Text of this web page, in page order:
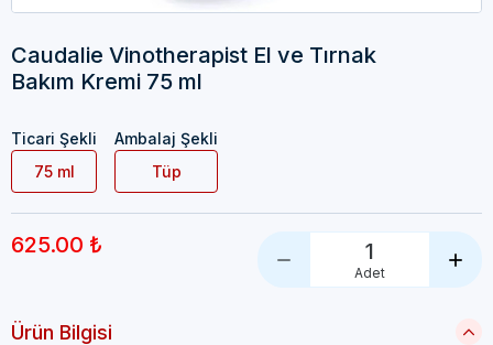
Caudalie Vinotherapist El ve Tırnak
Bakım Kremi 75 ml
Ticari Şekli
75 ml
Ambalaj Şekli
Tüp
625.00 ₺ 1
Adet
Ürün Bilgisi